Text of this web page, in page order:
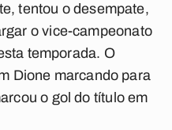
tentou o desempate,
o vice-campeonato
temporada. O
Dione marcando para
o gol do título em